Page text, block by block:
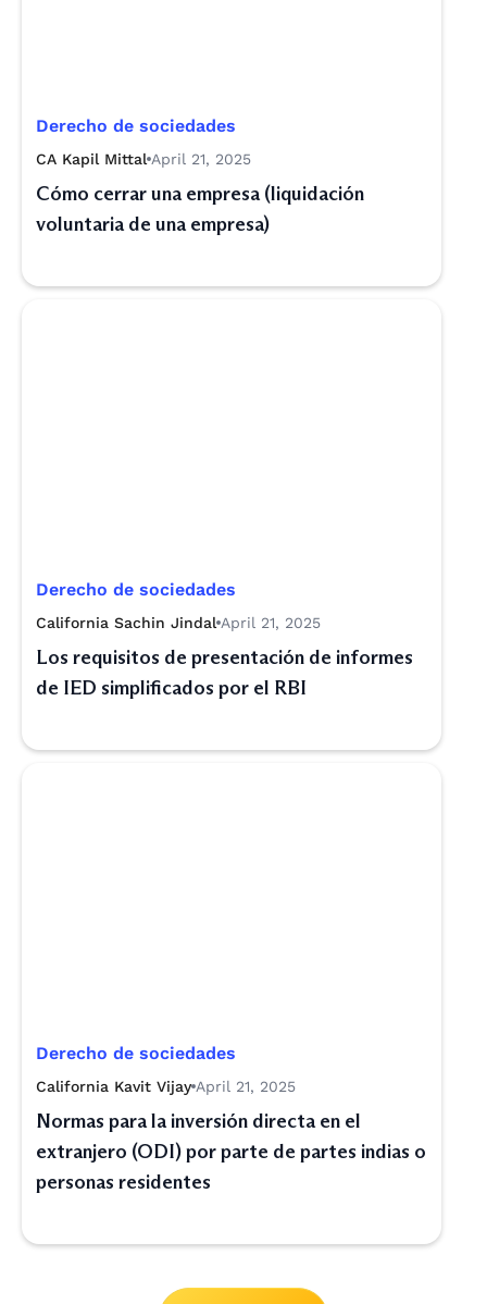
Derecho de sociedades
CA Kapil Mittal April 21, 2025
Cómo cerrar una empresa (liquidación
voluntaria de una empresa)
Derecho de sociedades
California Sachin Jindal April 21, 2025
Los requisitos de presentación de informes
de IED simplificados por el RBI
Derecho de sociedades
California Kavit Vijay April 21, 2025
Normas para la inversión directa en el
extranjero (ODI) por parte de partes indias o
personas residentes